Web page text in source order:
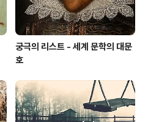
궁극의 리스트 - 세계 문학의 대문
호